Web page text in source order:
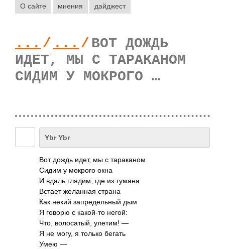
О сайте мнения дайджест
... / ... / ВОТ ДОЖДЬ
ИДЕТ, МЫ С ТАРАКАНОМ
СИДИМ У МОКРОГО …
Ybr Ybr
Вот дождь идет, мы с тараканом
Сидим у мокрого окна
И вдаль глядим, где из тумана
Встает желанная страна
Как некий запредельный дым
Я говорю с какой-то негой:
Что, волосатый, улетим! —
Я не могу, я только бегать
Умею —